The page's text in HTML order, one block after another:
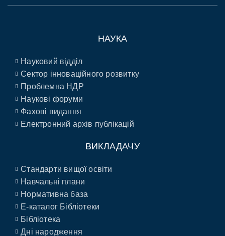
НАУКА
Науковий відділ
Сектор інноваційного розвитку
Проблемна НДР
Наукові форуми
Фахові видання
Електронний архів публікацій
ВИКЛАДАЧУ
Стандарти вищої освіти
Навчальні плани
Нормативна база
E-каталог Бібліотеки
Бібліотека
Дні народження